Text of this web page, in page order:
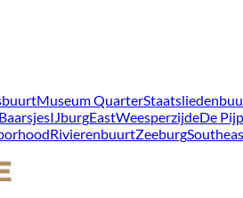
Museum Quarter
IJburgEastWeesperzijdeDe Pijp
RivierenbuurtZeeburg